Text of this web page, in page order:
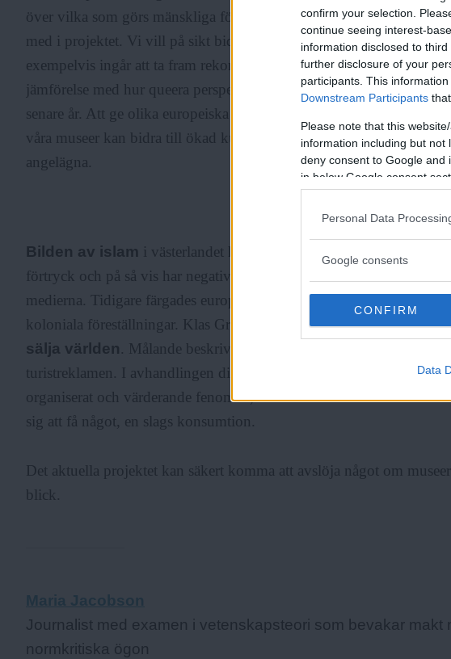
confirm your selection.
continue seeing interest-
information disclosed to
further disclosure of your
participants. This
Downstream Participants
Please note that this
information including but not
deny consent to Google and
in below Google consent
Personal Data
Google consents
CONFIRM
Data
Läs
Syreär
finns
över vilka som görs mänskliga för oss, genom exempelvis
med i projektet. Vi vill på sikt bidra till en nyanserad bild och
exempelvis ingår att ta fram rekommendationer för museer, säger
jämförelse med hur queera perspektiv gjorts synliga i museivärlden
senare år. Att ge olika europeiska befolkningsgrupper och kulturer en
våra museer kan bidra till ökad kunskap, förståelse och respekt samt
angelägna.
Bilden av islam i västerlandet har sedan 2001 kopplats ihop med
förtryck och på så vis har negativa stereotyper kommit att dominera i
medierna. Tidigare färgades europeiska uppfattningar om islam av
koloniala föreställningar. Klas Grinell skrev om bland annat det i sin
sälja världen. Målande beskrivningar som från
turistreklamen. I avhandlingen diskuterar Klas Grinell
organiserat och värderande fenomen, med vilken turisten betraktar
sig att få något, en slags konsumtion.
Det aktuella projektet kan säkert komma att avslöja något om
blick.
Maria Jacobson
Journalist med examen i vetenskapsteori som bevakar makt
normkritiska ögon